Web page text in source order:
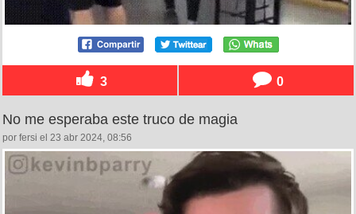
3 0
No me esperaba este truco de magia
por fersi el 23 abr 2024, 08:56